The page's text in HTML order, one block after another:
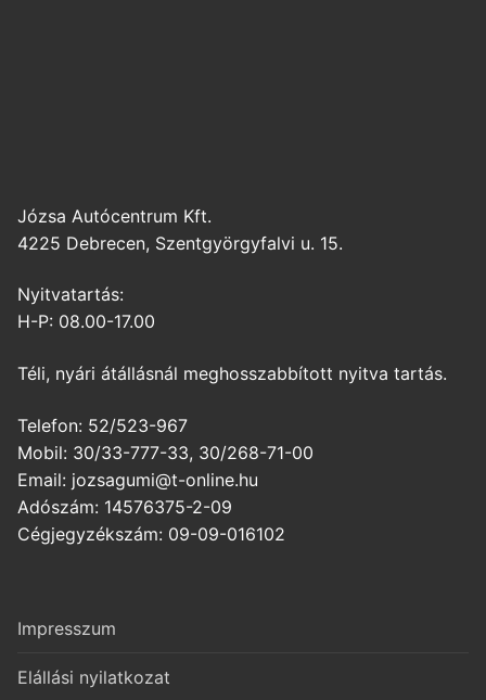
Józsa Autócentrum Kft.
4225 Debrecen, Szentgyörgyfalvi u. 15.
Nyitvatartás:
H-P: 08.00-17.00
Téli, nyári átállásnál meghosszabbított nyitva tartás.
Telefon: 52/523-967
Mobil: 30/33-777-33, 30/268-71-00
Email: jozsagumi@t-online.hu
Adószám: 14576375-2-09
Cégjegyzékszám: 09-09-016102
Impresszum
Elállási nyilatkozat